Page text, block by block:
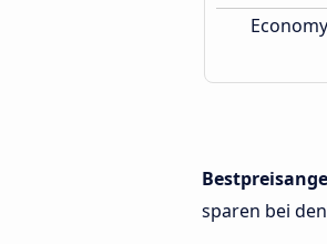
Economy
sparen bei